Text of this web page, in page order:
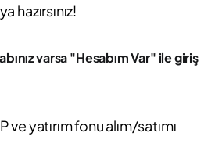
hazırsınız!
varsa "Hesabım Var" ile giriş
yatırım fonu alım/satımı